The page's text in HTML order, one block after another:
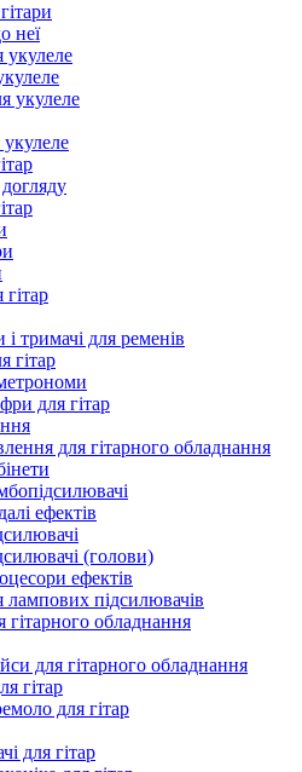
неї
укулеле
укулеле
гітар
тримачі для ременів
гітар
для гітар
для гітарного обладнання
ефектів
(голови)
ефектів
підсилювачів
гітарного обладнання
для гітарного обладнання
гітар
для гітар
для гітар